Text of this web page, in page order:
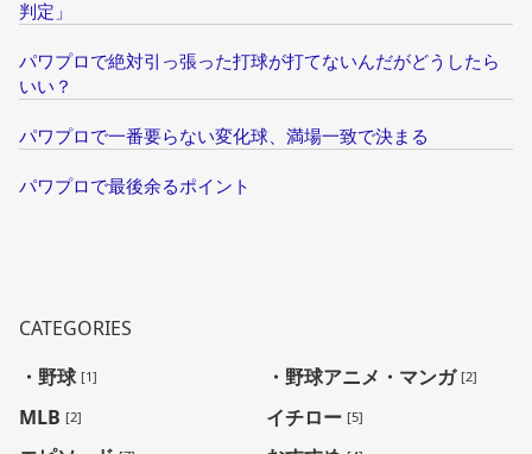
判定」
パワプロで絶対引っ張った打球が打てないんだがどうしたら
いい？
パワプロで一番要らない変化球、満場一致で決まる
パワプロで最後余るポイント
CATEGORIES
・野球 [1] ・野球アニメ・マンガ [2]
MLB [2] イチロー [5]